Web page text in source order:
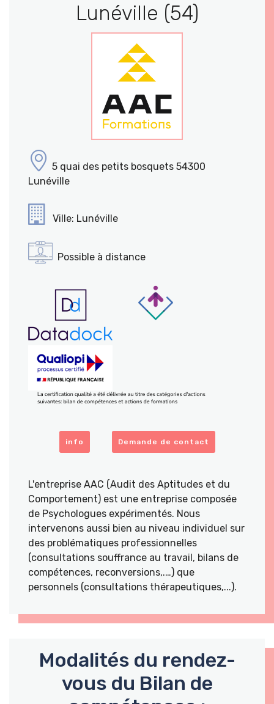
Lunéville (54)
5 quai des petits bosquets 54300
Lunéville
Ville: Lunéville
Possible à distance
info Demande de contact
L'entreprise AAC (Audit des Aptitudes et du
Comportement) est une entreprise composée
de Psychologues expérimentés. Nous
intervenons aussi bien au niveau individuel sur
des problématiques professionnelles
(consultations souffrance au travail, bilans de
compétences, reconversions,.…) que
personnels (consultations thérapeutiques,...).
Modalités du rendez-
vous du Bilan de